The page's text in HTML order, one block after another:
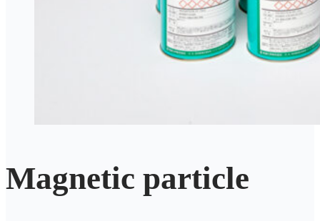
Magnetic particle